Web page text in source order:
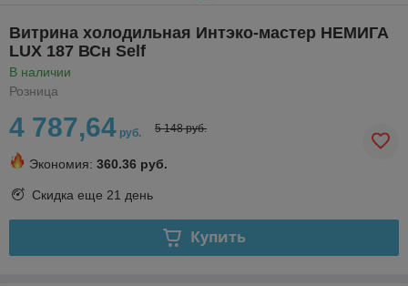
Витрина холодильная Интэко-мастер НЕМИГА
LUX 187 ВСн Self
В наличии
Розница
4 787,64 руб. 5 148 руб.
Экономия: 360.36 руб.
Скидка еще 21 день
Купить